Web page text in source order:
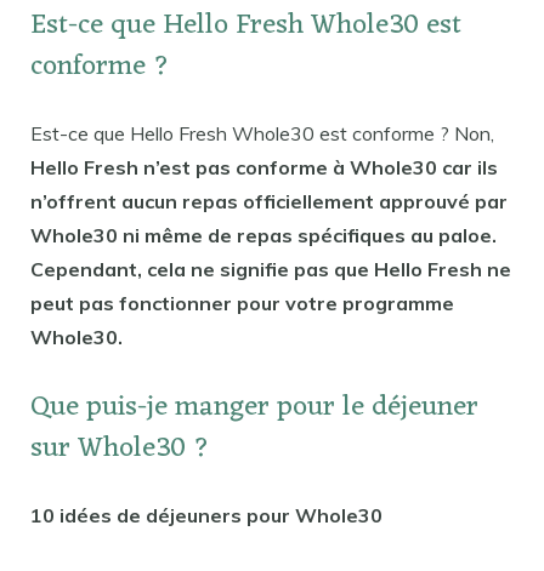
Est-ce que Hello Fresh Whole30 est
conforme ?
Est-ce que Hello Fresh Whole30 est conforme ? Non,
Hello Fresh n’est pas conforme à Whole30 car ils
n’offrent aucun repas officiellement approuvé par
Whole30 ni même de repas spécifiques au paloe.
Cependant, cela ne signifie pas que Hello Fresh ne
peut pas fonctionner pour votre programme
Whole30.
Que puis-je manger pour le déjeuner
sur Whole30 ?
10 idées de déjeuners pour Whole30